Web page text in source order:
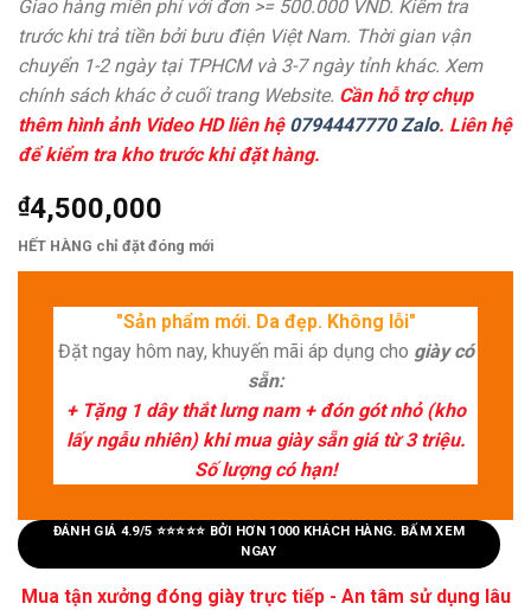
Giao hàng miễn phí với đơn >= 500.000 VND. Kiểm tra
trước khi trả tiền bởi bưu điện Việt Nam. Thời gian vận
chuyển 1-2 ngày tại TPHCM và 3-7 ngày tỉnh khác. Xem
chính sách khác ở cuối trang Website. Cần hỗ trợ chụp
thêm hình ảnh Video HD liên hệ 0794447770 Zalo. Liên hệ
để kiểm tra kho trước khi đặt hàng.
₫4,500,000
HẾT HÀNG chỉ đặt đóng mới
"Sản phẩm mới. Da đẹp. Không lỗi"
Đặt ngay hôm nay, khuyến mãi áp dụng cho giày có
sẵn:
+ Tặng 1 dây thắt lưng nam + đón gót nhỏ (kho
lấy ngẫu nhiên) khi mua giày sẵn giá từ 3 triệu.
Số lượng có hạn!
ĐÁNH GIÁ 4.9/5 ⭐⭐⭐⭐⭐ BỞI HƠN 1000 KHÁCH HÀNG. BẤM XEM
NGAY
Mua tận xưởng đóng giày trực tiếp - An tâm sử dụng lâu